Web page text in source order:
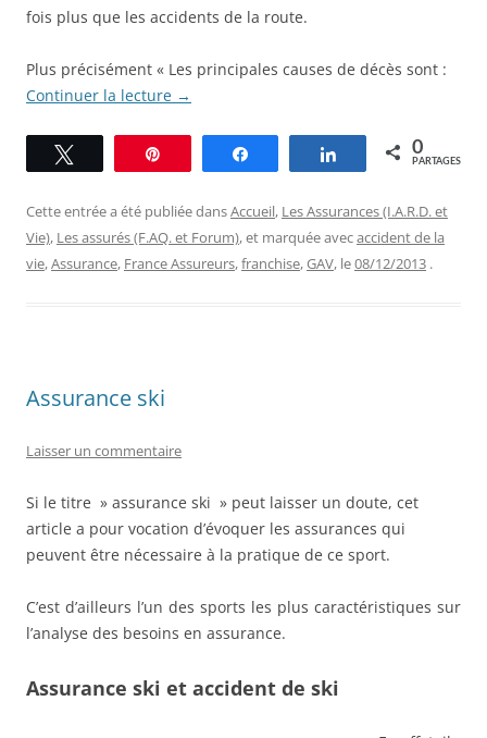
fois plus que les accidents de la route.
Plus précisément « Les principales causes de décès sont :
Continuer la lecture →
Partagez 0
PARTAGES
Cette entrée a été publiée dansAccueil, Les Assurances (I.A.R.D. et
Vie), Les assurés (F.AQ. et Forum), et marquée avecaccident de la
vie,Assurance, France Assureurs,franchise,GAV, le08/12/2013 .
Assurance ski
Laisser un commentaire
Si le titre » assurance ski » peut laisser un doute, cet
article a pour vocation d’évoquer les assurances qui
peuvent être nécessaire à la pratique de ce sport.
C’est d’ailleurs l’un des sports les plus caractéristiques sur
l’analyse des besoins en assurance.
Assurance ski et accident de ski